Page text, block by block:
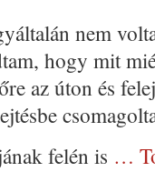
nem
hogy mit
az úton és
felén is …